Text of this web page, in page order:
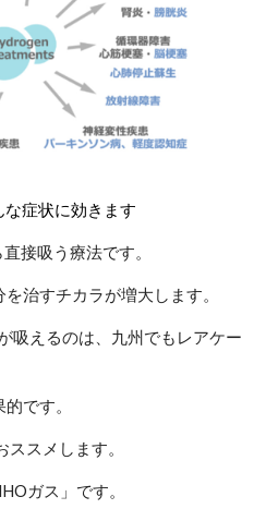
な症状に効きます
接吸う療法です。
治すチカラが増大します。
吸えるのは、九州でもレアケー
です。
スメします。
ガス」です。